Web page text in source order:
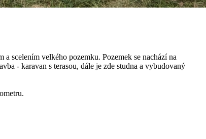
scelením velkého pozemku. Pozemek se nachází na
- karavan s terasou, dále je zde studna a vybudovaný